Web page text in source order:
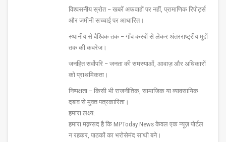
विश्वसनीय स्रोत – खबरें अफवाहों पर नहीं, प्रामाणिक रिपोर्ट्स
और जमीनी सच्चाई पर आधारित।
स्थानीय से वैश्विक तक – गाँव-कस्बों से लेकर अंतरराष्ट्रीय मुद्दों
तक की कवरेज।
जनहित सर्वोपरि – जनता की समस्याओं, आवाज़ और अधिकारों
को प्राथमिकता।
निष्पक्षता – किसी भी राजनीतिक, सामाजिक या व्यावसायिक
दबाव से मुक्त पत्रकारिता।
हमारा लक्ष्य:
हमारा मक़सद है कि MPToday News केवल एक न्यूज़ पोर्टल
न रहकर, पाठकों का भरोसेमंद साथी बने।